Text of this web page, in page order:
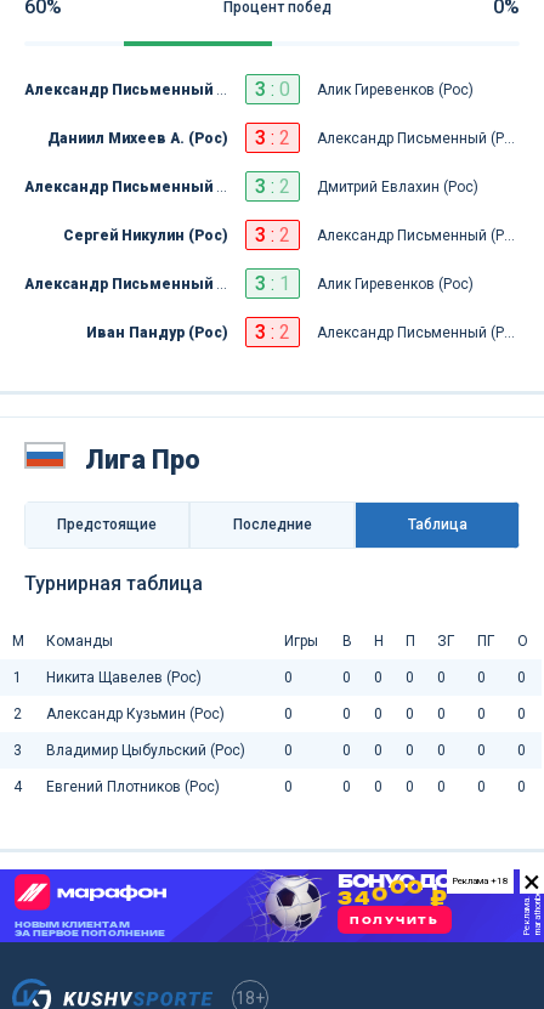
60% Процент побед 0%
3 : 0 Алик Гиревенков (Рос)
Даниил Михеев А. (Рос) 3 : 2 Александр Письменный (Рос)
3 : 2 Дмитрий Евлахин (Рос)
Сергей Никулин (Рос) 3 : 2 Александр Письменный (Рос)
3 : 1 Алик Гиревенков (Рос)
Иван Пандур (Рос) 3 : 2 Александр Письменный (Рос)
Лига Про
Предстоящие Последниe Таблица
Турнирная таблица
М Команды Игры В Н П ЗГ ПГ О
1 Никита Щавелев (Рос) 0 0 0 0 0 0 0
2 Александр Кузьмин (Рос) 0 0 0 0 0 0 0
3 Владимир Цыбульский (Рос) 0 0 0 0 0 0 0
4 Евгений Плотников (Рос) 0 0 0 0 0 0 0
×
Реклама +18
18+